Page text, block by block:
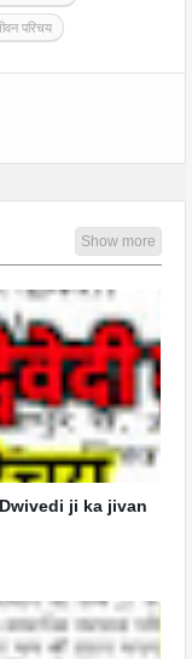
परिचय
Show more
Dwivedi ji ka jivan